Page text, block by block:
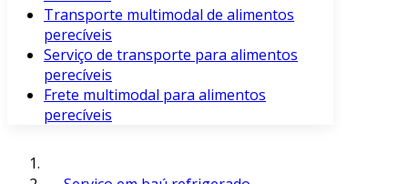
Transporte multimodal de alimentos
perecíveis
Serviço de transporte para alimentos
perecíveis
Frete multimodal para alimentos
perecíveis